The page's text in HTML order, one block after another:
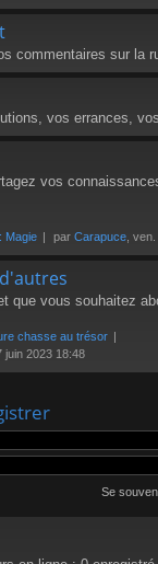
commentaires sur la
vos errances,
vos
Magie par Carapuce ,
que vous souhaitez
chasse au trésor
juin 2023 18:48
Se